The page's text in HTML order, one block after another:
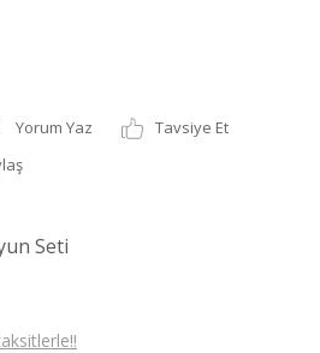
Yorum Yaz
Tavsiye Et
Seti